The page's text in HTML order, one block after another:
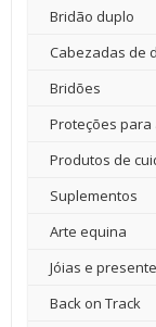
Bridão duplo
Cabezadas de
Bridões
Proteções para
Produtos de
Suplementos
Arte equina
Jóias e
Back on Track